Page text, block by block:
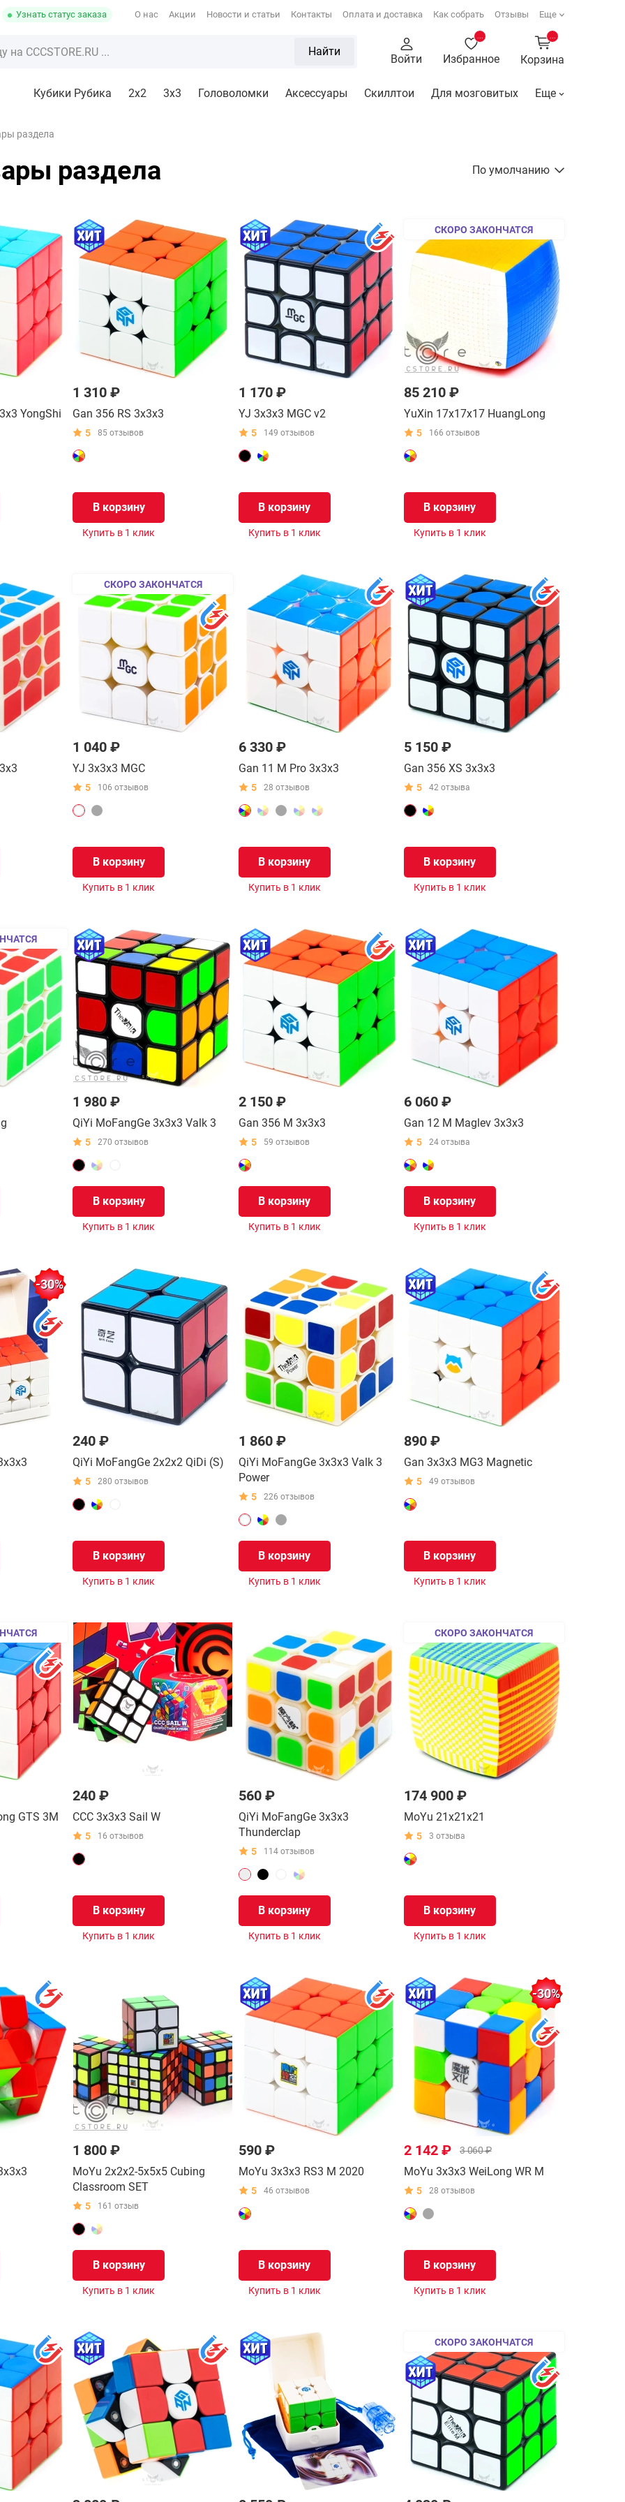
Узнать статус заказа О нас Акции Новости и статьи Контакты Оплата и доставка Как собрать Отзывы Еще
Найти
Войти Избранное Корзина
Кубики Рубика 2x2 3х3 Головоломки Аксессуары Скиллтои Для мозговитых Еще
раздела
раздела По умолчанию
YongShi
1 310 ₽
Gan 356 RS 3x3x3
5 85 отзывов
В корзину
Купить в 1 клик
1 170 ₽
YJ 3x3x3 MGC v2
5 149 отзывов
В корзину
Купить в 1 клик
СКОРО ЗАКОНЧАТСЯ
85 210 ₽
YuXin 17x17x17 HuangLong
5 166 отзывов
В корзину
Купить в 1 клик
СКОРО ЗАКОНЧАТСЯ
1 040 ₽
YJ 3x3x3 MGC
5 106 отзывов
В корзину
Купить в 1 клик
6 330 ₽
Gan 11 M Pro 3x3x3
5 28 отзывов
В корзину
Купить в 1 клик
5 150 ₽
Gan 356 XS 3x3x3
5 42 отзыва
В корзину
Купить в 1 клик
1 980 ₽
QiYi MoFangGe 3x3x3 Valk 3
5 270 отзывов
В корзину
Купить в 1 клик
2 150 ₽
Gan 356 M 3x3x3
5 59 отзывов
В корзину
Купить в 1 клик
6 060 ₽
Gan 12 M Maglev 3x3x3
5 24 отзыва
В корзину
Купить в 1 клик
-30%
240 ₽
QiYi MoFangGe 2x2x2 QiDi (S)
5 280 отзывов
В корзину
Купить в 1 клик
1 860 ₽
QiYi MoFangGe 3x3x3 Valk 3
Power
5 226 отзывов
В корзину
Купить в 1 клик
890 ₽
Gan 3x3x3 MG3 Magnetic
5 49 отзывов
В корзину
Купить в 1 клик
GTS 3M
240 ₽
CCC 3x3x3 Sail W
5 16 отзывов
В корзину
Купить в 1 клик
560 ₽
QiYi MoFangGe 3x3x3
Thunderclap
5 114 отзывов
В корзину
Купить в 1 клик
СКОРО ЗАКОНЧАТСЯ
174 900 ₽
MoYu 21x21x21
5 3 отзыва
В корзину
Купить в 1 клик
1 800 ₽
MoYu 2x2x2-5x5x5 Cubing
Classroom SET
5 161 отзыв
В корзину
Купить в 1 клик
590 ₽
MoYu 3x3x3 RS3 M 2020
5 46 отзывов
В корзину
Купить в 1 клик
-30%
2 142 ₽ 3 060 ₽
MoYu 3x3x3 WeiLong WR M
5 28 отзывов
В корзину
Купить в 1 клик
СКОРО ЗАКОНЧАТСЯ